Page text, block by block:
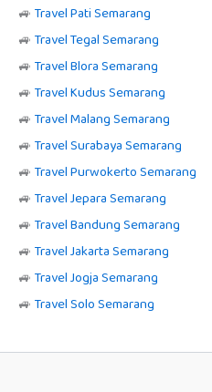
🚙 Travel Pati Semarang
🚙 Travel Tegal Semarang
🚙 Travel Blora Semarang
🚙 Travel Kudus Semarang
🚙 Travel Malang Semarang
🚙 Travel Surabaya Semarang
🚙 Travel Purwokerto Semarang
🚙 Travel Jepara Semarang
🚙 Travel Bandung Semarang
🚙 Travel Jakarta Semarang
🚙 Travel Jogja Semarang
🚙 Travel Solo Semarang